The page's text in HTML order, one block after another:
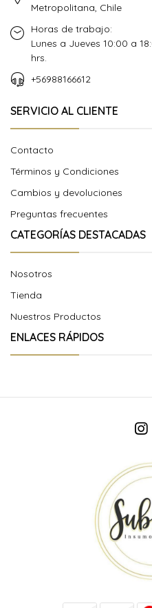
Metropolitana, Chile
Horas de trabajo:
Lunes a Jueves 10:00 a
hrs.
+56988166612
SERVICIO AL CLIENTE
Contacto
Términos y Condiciones
Cambios y devoluciones
Preguntas frecuentes
CATEGORÍAS DESTACADAS
Nosotros
Tienda
Nuestros Productos
ENLACES RÁPIDOS